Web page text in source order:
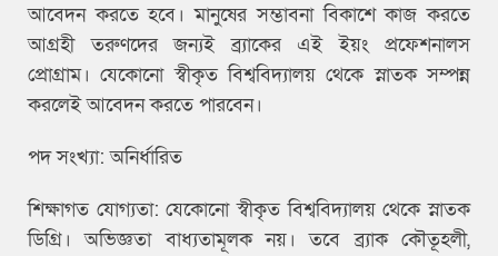
আবেদন করতে হবে। মানুষের সম্ভাবনা বিকাশে কাজ করতে
আগ্রহী তরুণদের জন্যই ব্র্যাকের এই ইয়ং প্রফেশনালস
প্রোগ্রাম। যেকোনো স্বীকৃত বিশ্ববিদ্যালয় থেকে স্নাতক সম্পন্ন
করলেই আবেদন করতে পারবেন।
পদ সংখ্যা: অনির্ধারিত
শিক্ষাগত যোগ্যতা: যেকোনো স্বীকৃত বিশ্ববিদ্যালয় থেকে স্নাতক
ডিগ্রি। অভিজ্ঞতা বাধ্যতামূলক নয়। তবে ব্র্যাক কৌতূহলী,